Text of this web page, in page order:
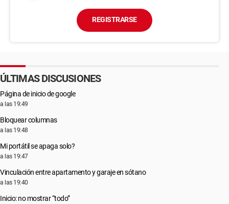
REGISTRARSE
ÚLTIMAS DISCUSIONES
Página de inicio de google
a las 19:49
Bloquear columnas
a las 19:48
Mi portátil se apaga solo?
a las 19:47
Vinculación entre apartamento y garaje en sótano
a las 19:40
Inicio: no mostrar “todo”